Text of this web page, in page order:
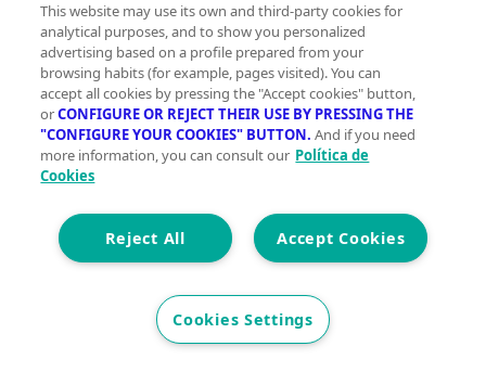
This website may use its own and third-party cookies for
analytical purposes, and to show you personalized
advertising based on a profile prepared from your
browsing habits (for example, pages visited). You can
accept all cookies by pressing the "Accept cookies" button,
orCONFIGURE OR REJECT THEIR USE BY PRESSING THE
"CONFIGURE YOUR COOKIES" BUTTON. And if you need
more information, you can consult our Política de
Cookies
Accept Cookies
Reject All
Cookies Settings